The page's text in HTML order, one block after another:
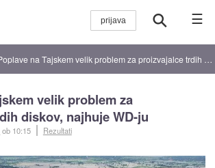
☰
na Tajskem velik problem za proizvajalce trdih diskov, najhuje WD-ju
velik problem za
diskov, najhuje WD-ju
ob 10:15 Rezultati